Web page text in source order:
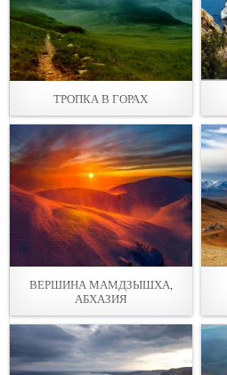
ТРОПКА В ГОРАХ
ВЕРШИНА МАМДЗЫШХА,
АБХАЗИЯ